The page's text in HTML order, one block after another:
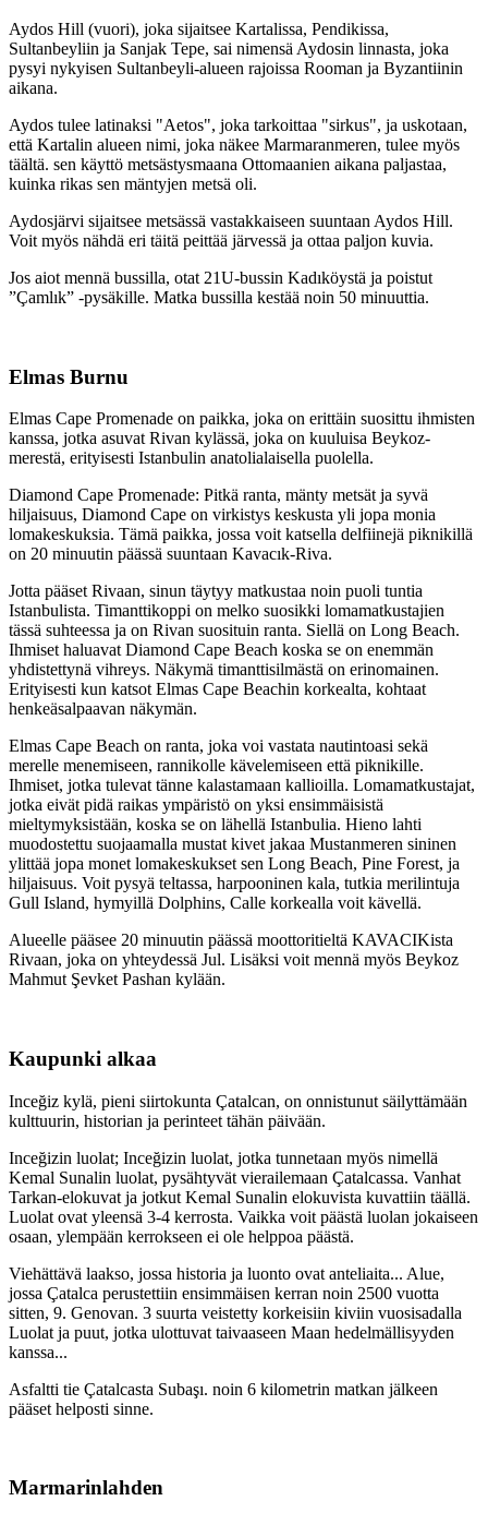
Aydos Hill (vuori), joka sijaitsee Kartalissa, Pendikissa,
Sultanbeyliin ja Sanjak Tepe, sai nimensä Aydosin linnasta, joka
pysyi nykyisen Sultanbeyli-alueen rajoissa Rooman ja Byzantiinin
aikana.
Aydos tulee latinaksi "Aetos", joka tarkoittaa "sirkus", ja uskotaan,
että Kartalin alueen nimi, joka näkee Marmaranmeren, tulee myös
täältä. sen käyttö metsästysmaana Ottomaanien aikana paljastaa,
kuinka rikas sen mäntyjen metsä oli.
Aydosjärvi sijaitsee metsässä vastakkaiseen suuntaan Aydos Hill.
Voit myös nähdä eri täitä peittää järvessä ja ottaa paljon kuvia.
Jos aiot mennä bussilla, otat 21U-bussin Kadıköystä ja poistut
”Çamlık” -pysäkille. Matka bussilla kestää noin 50 minuuttia.
Elmas Burnu
Elmas Cape Promenade on paikka, joka on erittäin suosittu ihmisten
kanssa, jotka asuvat Rivan kylässä, joka on kuuluisa Beykoz-
merestä, erityisesti Istanbulin anatolialaisella puolella.
Diamond Cape Promenade: Pitkä ranta, mänty metsät ja syvä
hiljaisuus, Diamond Cape on virkistys keskusta yli jopa monia
lomakeskuksia. Tämä paikka, jossa voit katsella delfiinejä piknikillä
on 20 minuutin päässä suuntaan Kavacık-Riva.
Jotta pääset Rivaan, sinun täytyy matkustaa noin puoli tuntia
Istanbulista. Timanttikoppi on melko suosikki lomamatkustajien
tässä suhteessa ja on Rivan suosituin ranta. Siellä on Long Beach.
Ihmiset haluavat Diamond Cape Beach koska se on enemmän
yhdistettynä vihreys. Näkymä timanttisilmästä on erinomainen.
Erityisesti kun katsot Elmas Cape Beachin korkealta, kohtaat
henkeäsalpaavan näkymän.
Elmas Cape Beach on ranta, joka voi vastata nautintoasi sekä
merelle menemiseen, rannikolle kävelemiseen että piknikille.
Ihmiset, jotka tulevat tänne kalastamaan kallioilla. Lomamatkustajat,
jotka eivät pidä raikas ympäristö on yksi ensimmäisistä
mieltymyksistään, koska se on lähellä Istanbulia. Hieno lahti
muodostettu suojaamalla mustat kivet jakaa Mustanmeren sininen
ylittää jopa monet lomakeskukset sen Long Beach, Pine Forest, ja
hiljaisuus. Voit pysyä teltassa, harpooninen kala, tutkia merilintuja
Gull Island, hymyillä Dolphins, Calle korkealla voit kävellä.
Alueelle pääsee 20 minuutin päässä moottoritieltä KAVACIKista
Rivaan, joka on yhteydessä Jul. Lisäksi voit mennä myös Beykoz
Mahmut Şevket Pashan kylään.
Kaupunki alkaa
Inceğiz kylä, pieni siirtokunta Çatalcan, on onnistunut säilyttämään
kulttuurin, historian ja perinteet tähän päivään.
Inceğizin luolat; Inceğizin luolat, jotka tunnetaan myös nimellä
Kemal Sunalin luolat, pysähtyvät vierailemaan Çatalcassa. Vanhat
Tarkan-elokuvat ja jotkut Kemal Sunalin elokuvista kuvattiin täällä.
Luolat ovat yleensä 3-4 kerrosta. Vaikka voit päästä luolan jokaiseen
osaan, ylempään kerrokseen ei ole helppoa päästä.
Viehättävä laakso, jossa historia ja luonto ovat anteliaita... Alue,
jossa Çatalca perustettiin ensimmäisen kerran noin 2500 vuotta
sitten, 9. Genovan. 3 suurta veistetty korkeisiin kiviin vuosisadalla
Luolat ja puut, jotka ulottuvat taivaaseen Maan hedelmällisyyden
kanssa...
Asfaltti tie Çatalcasta Subaşı. noin 6 kilometrin matkan jälkeen
pääset helposti sinne.
Marmarinlahden